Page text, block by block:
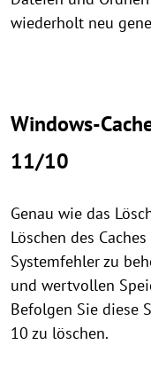
wiederholt neu
Windows-
11/10
Genau wie das
Löschen des
Systemfehler zu
und wertvollen
Befolgen Sie diese
10 zu löschen.